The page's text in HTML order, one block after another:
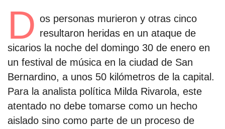
D os personas murieron y otras cinco
resultaron heridas en un ataque de
sicarios la noche del domingo 30 de enero en
un festival de música en la ciudad de San
Bernardino, a unos 50 kilómetros de la capital.
Para la analista política Milda Rivarola, este
atentado no debe tomarse como un hecho
aislado sino como parte de un proceso de